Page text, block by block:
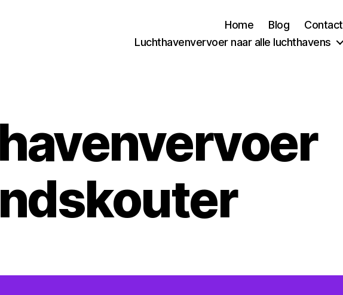
Home Blog
Contact
Luchthavenvervoer naar alle luchthavens